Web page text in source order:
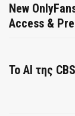
New
Access &
Το AI της